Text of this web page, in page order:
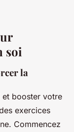
soi
la
et booster votre
exercices
Commencez